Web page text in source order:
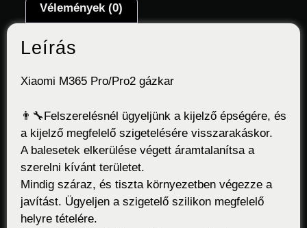
Vélemények (0)
Leírás
Xiaomi M365 Pro/Pro2 gázkar
👨‍🔧Felszerelésnél ügyeljünk a kijelző épségére, és
a kijelző megfelelő szigetelésére visszarakáskor.
A balesetek elkerülése végett áramtalanítsa a
szerelni kívánt területet.
Mindig száraz, és tiszta környezetben végezze a
javítást. Ügyeljen a szigetelő szilikon megfelelő
helyre tételére.